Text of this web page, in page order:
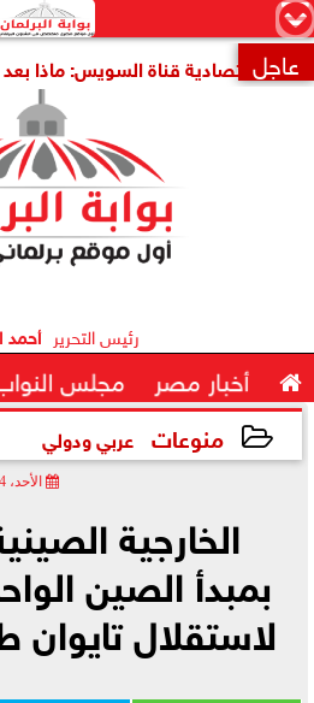
×


 عاجل قناة السويس: ماذا بعد
رئيس التحرير
 أخبار مصر مجلس
منوعات عربي ودولي
الأحد، 24 مايو 2026
الخارجية
بمبدأ الصين
لاستقلال